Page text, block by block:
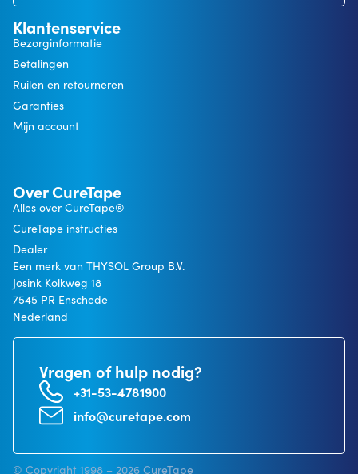
Klantenservice
Bezorginformatie
Betalingen
Ruilen en retourneren
Garanties
Mijn account
Over CureTape
Alles over CureTape®
CureTape instructies
Dealer
Een merk van THYSOL Group B.V.
Josink Kolkweg 18
7545 PR Enschede
Nederland
Vragen of hulp nodig?
+31-53-4781900
info@curetape.com
© Copyright 1998 – 2026 CureTape